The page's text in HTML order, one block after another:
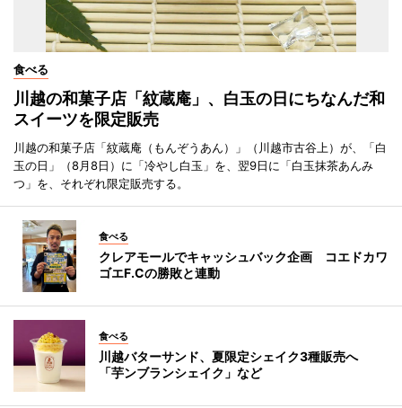
食べる
川越の和菓子店「紋蔵庵」、白玉の日にちなんだ和
スイーツを限定販売
川越の和菓子店「紋蔵庵（もんぞうあん）」（川越市古谷上）が、「白
玉の日」（8月8日）に「冷やし白玉」を、翌9日に「白玉抹茶あんみ
つ」を、それぞれ限定販売する。
食べる
クレアモールでキャッシュバック企画 コエドカワ
ゴエF.Cの勝敗と連動
食べる
川越バターサンド、夏限定シェイク3種販売へ
「芋ンブランシェイク」など